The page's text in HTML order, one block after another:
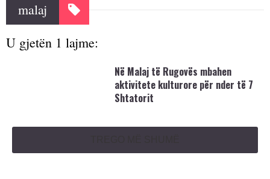
malaj
U gjetën 1 lajme:
​Në Malaj të Rugovës mbahen
aktivitete kulturore për nder të 7
Shtatorit